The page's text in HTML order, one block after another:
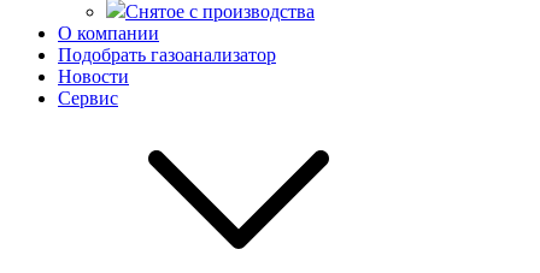
Снятое с производства
О компании
Подобрать газоанализатор
Новости
Сервис